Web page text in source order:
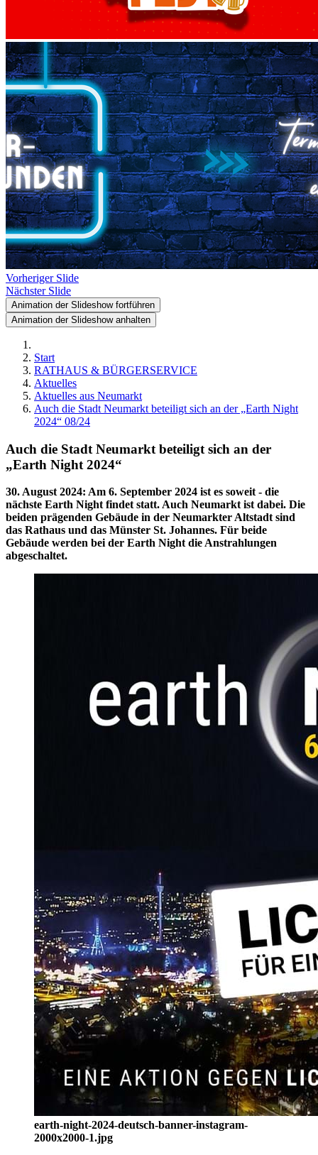
Vorheriger Slide
Nächster Slide
Animation der Slideshow fortführen
Animation der Slideshow anhalten
Start
RATHAUS & BÜRGERSERVICE
Aktuelles
Aktuelles aus Neumarkt
Auch die Stadt Neumarkt beteiligt sich an der „Earth Night
2024“ 08/24
Auch die Stadt Neumarkt beteiligt sich an der
„Earth Night 2024“
30. August 2024: Am 6. September 2024 ist es soweit - die
nächste Earth Night findet statt. Auch Neumarkt ist dabei. Die
beiden prägenden Gebäude in der Neumarkter Altstadt sind
das Rathaus und das Münster St. Johannes. Für beide
Gebäude werden bei der Earth Night die Anstrahlungen
abgeschaltet.
earth-night-2024-deutsch-banner-instagram-
2000x2000-1.jpg